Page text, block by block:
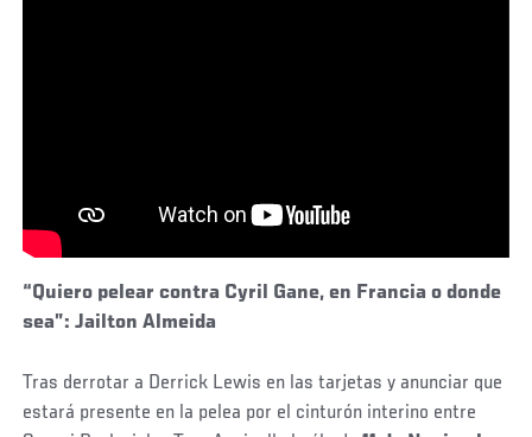
“Quiero pelear contra Cyril Gane, en Francia o donde
sea”: Jailton Almeida
Tras derrotar a Derrick Lewis en las tarjetas y anunciar que
estará presente en la pelea por el cinturón interino entre